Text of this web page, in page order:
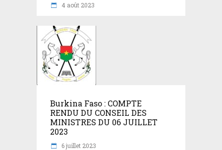
4 août 2023
Burkina Faso : COMPTE
RENDU DU CONSEIL DES
MINISTRES DU 06 JUILLET
2023
6 juillet 2023